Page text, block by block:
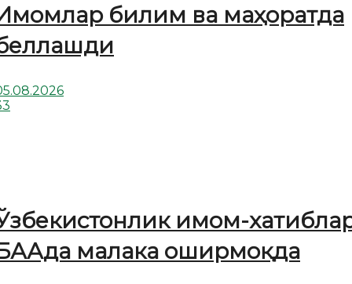
билим ва маҳоратда
имом-
малака оширмоқда